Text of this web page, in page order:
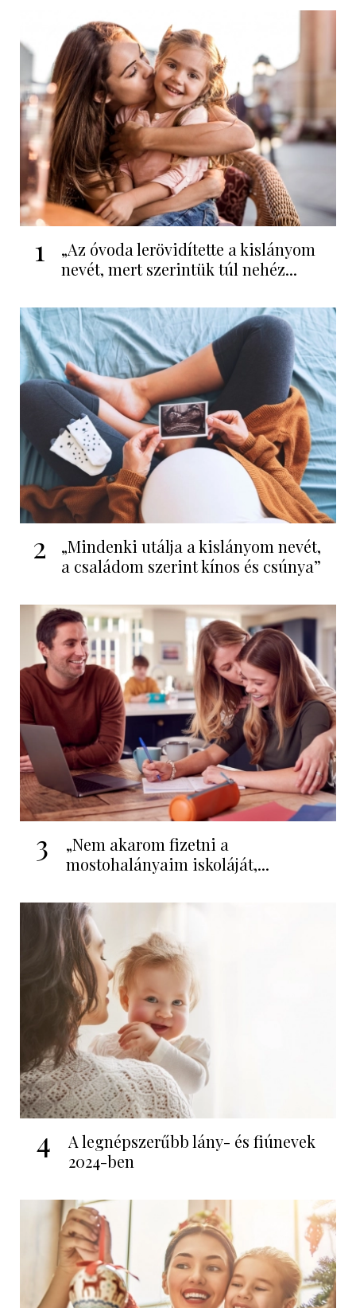
1
„Az óvoda lerövidítette a kislányom
nevét, mert szerintük túl nehéz...
2
„Mindenki utálja a kislányom nevét,
a családom szerint kínos és csúnya”
3
„Nem akarom fizetni a
mostohalányaim iskoláját,...
4
A legnépszerűbb lány- és fiúnevek
2024-ben